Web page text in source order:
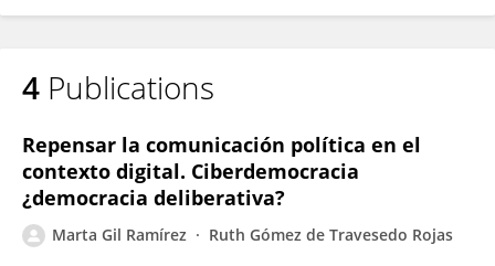
4 Publications
Repensar la comunicación política en el
contexto digital. Ciberdemocracia
¿democracia deliberativa?
Marta Gil Ramírez Ruth Gómez de Travesedo Rojas